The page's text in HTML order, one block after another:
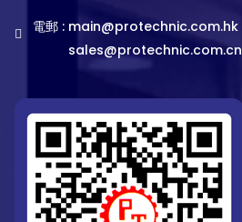
電郵 : main@protechnic.com.hk
sales@protechnic.com.cn